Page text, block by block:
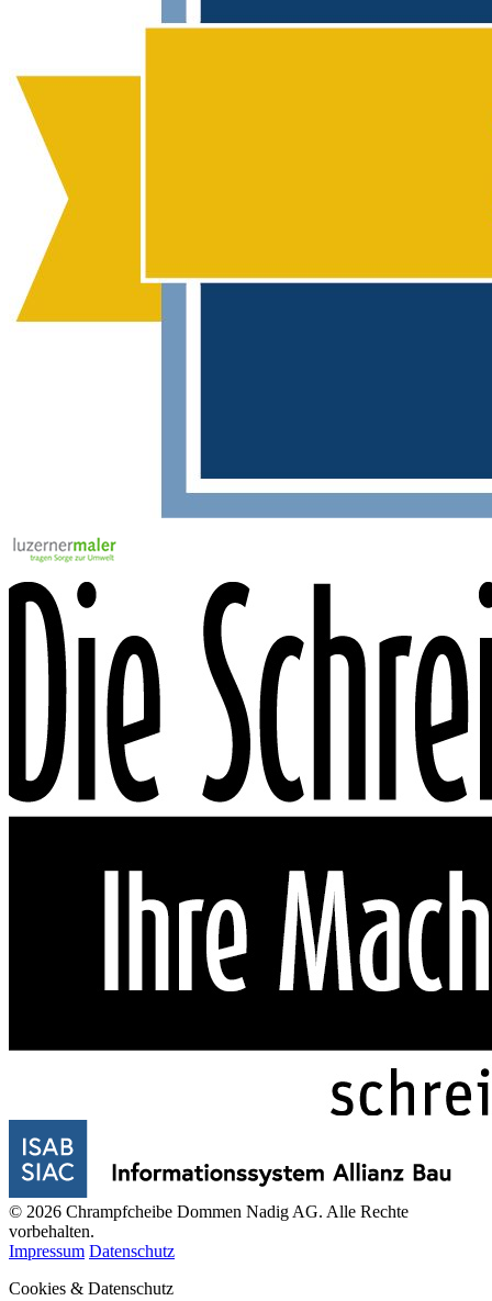
© 2026 Chrampfcheibe Dommen Nadig AG. Alle Rechte
vorbehalten.
Impressum Datenschutz
Cookies & Datenschutz